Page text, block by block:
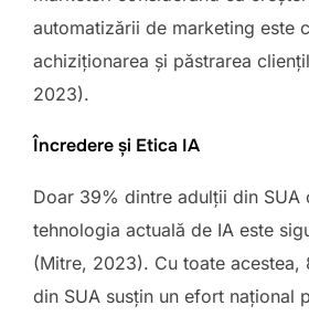
automatizării de marketing este
achiziționarea și păstrarea
2023).
Încredere și Etica IA
Doar 39% dintre adulții din SUA
tehnologia actuală de IA este
(Mitre, 2023). Cu toate acestea,
din SUA susțin un efort național